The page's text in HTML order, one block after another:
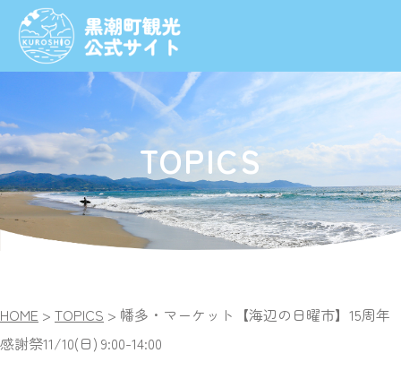
TOPICS
HOME > TOPICS > 幡多・マーケット【海辺の日曜市】15周年
感謝祭11/10(日) 9:00-14:00